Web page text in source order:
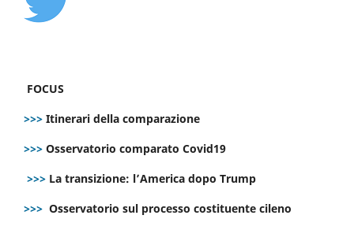
FOCUS
>>> Itinerari della comparazione
>>> Osservatorio comparato Covid19
>>> La transizione: l’America dopo Trump
>>> Osservatorio sul processo costituente cileno